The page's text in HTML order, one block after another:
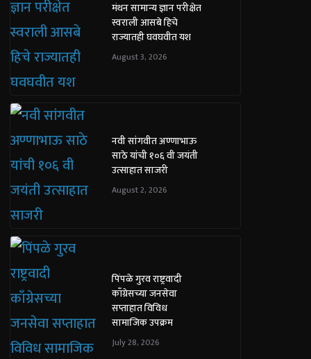
मंथन सामान्य ज्ञान परीक्षेत
स्वराली आसबे हिचे
राज्यातही घवघवीत यश
August 3, 2026
नवी सांगवीत अण्णाभाऊ
साठे यांची १०६ वी जयंती
उत्साहात साजरी
August 2, 2026
पिंपळे गुरव राष्ट्रवादी
काँग्रेसच्या जनसेवा
सप्ताहात विविध
सामाजिक उपक्रम
July 28, 2026